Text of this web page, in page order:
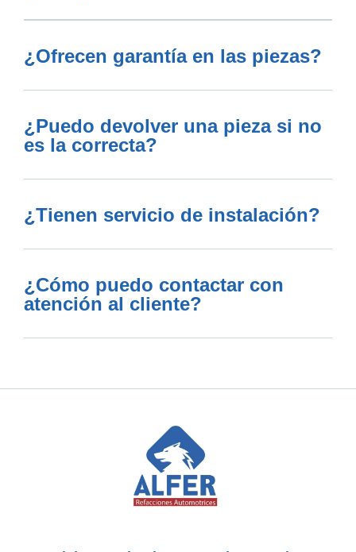
¿Ofrecen garantía en las piezas?
¿Puedo devolver una pieza si no
es la correcta?
¿Tienen servicio de instalación?
¿Cómo puedo contactar con
atención al cliente?